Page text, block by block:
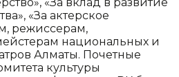
«За актерское
режиссерам,
национальных и
Алматы. Почетные
культуры